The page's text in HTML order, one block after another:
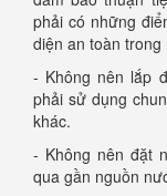
phải có những
diện an toàn
- Không nên lắp
phải sử dụng
khác.
- Không nên đặt
qua gần nguồn